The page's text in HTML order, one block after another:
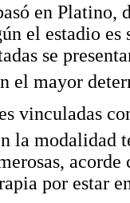
en Platino,
el estadio
se
el mayor
vinculadas
la modalidad
por estar